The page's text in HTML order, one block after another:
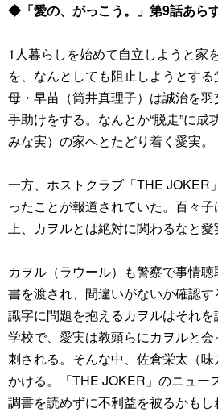
◆「愛の、がっこう。」第9話あら
1人暮らしを始めて自立しようと家
を、なんとしても阻止しようとする
母・早苗（筒井真理子）は誠治を
手助けをする。なんとか“脱走”に成
みな実）の家へとたどり着く愛実。
一方、ホストクラブ「THE JOKER
ったことが報道されていた。百々
上、カヲルとは絶対に関わるなと愛
カヲル（ラウール）も警察で事情
書を渡され、間違いがないか確認す
識字に問題を抱えるカヲルはそれを
学校で、愛実は教頭らにカヲルと
刺される。そんな中、佐倉栄太（
かける。「THE JOKER」のニュー
調書を読めずに不利益を被るかも